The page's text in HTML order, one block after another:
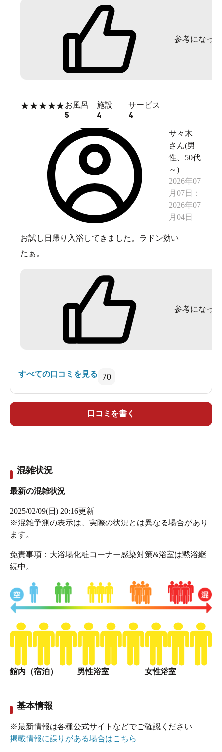
また、体内に吸収されたラドンは短時間で体外に排
出されるため、心配はいりません。
気軽に体験！日帰り湯治体験レポート
今回、私は車で出かけました。中央自動車道の甲府昭和
ICを降りて3分ほどです。駐車場は広い平置きの無料駐車
場が敷地内にあります。
電車の場合は最寄り駅はJR中央本線の竜王駅。駅から歩
いて約8分です。
車を止めやすい広々とした駐車場
入口で靴を脱いで靴箱に入れたら、券売機でチケットを
購入し受付カウンターに持っていきます。タオルのレン
に、気軽に立ち寄ることもできます。
す。南国風のプリントで、ちょっと気分があがる館内着
です。
靴箱は入口入った左側にもあります。
参考になった
★★★★★お風呂
5
施設
4
サービス
4
サ々木
さん(男
性
50代
～)
2026年07
月07日
：
2026年07
月04日
お試し日帰り入浴してきました。ラドン効い
たぁ。
参考になった
すべての口コミを見る 70
口コミを書く
混雑状況
最新の混雑状況
2025/02/09(日) 20:16更新
※混雑予測の表示は、実際の状況とは異なる場合があり
ます。
免責事項：大浴場化粧コーナー感染対策&浴室は黙浴継
続中。
館内（宿泊） 男性浴室 女性浴室
基本情報
※最新情報は各種公式サイトなどでご確認ください
掲載情報に誤りがある場合はこちら